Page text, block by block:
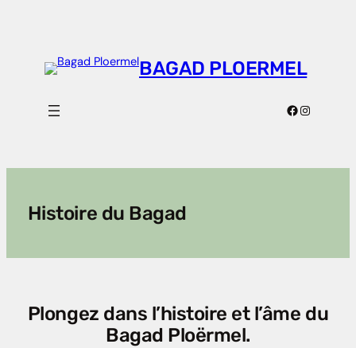
BAGAD PLOERMEL
Facebook
Instagram
Histoire du Bagad
Plongez dans l’histoire et l’âme du
Bagad Ploërmel.